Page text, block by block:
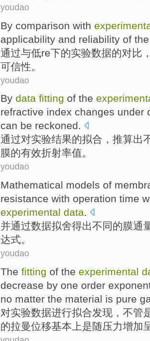
youdao
By comparison with
applicability and reliability of
通过与低re下的实验数据的对比
可信性 。
youdao
By data fitting of the
refractive index changes under
can be reckoned.
通过对实验结果的拟合 ， 推算出
膜的有效折射率值。
youdao
Mathematical models of
resistance with operation time
experimental data.
并通过数据拟舍得出不同的膜通
达式。
youdao
The fitting of the experimental
decrease by one order
no matter the material is pure
对实验数据进行拟合发现 ， 不管
的拉曼位移基本上是随压力增加